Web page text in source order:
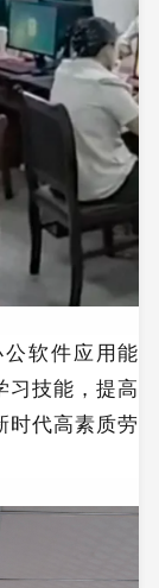
软件应用能
习技能，提高
时代高素质劳